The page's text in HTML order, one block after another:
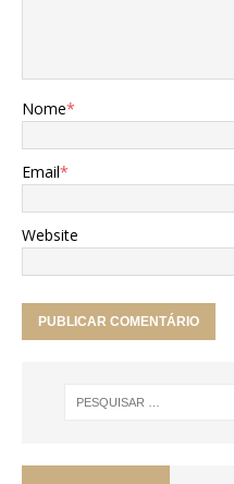
Nome*
Email*
Website